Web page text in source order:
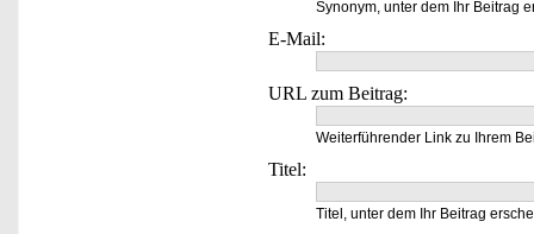
Synonym, unter dem Ihr Beitrag
E-Mail:
URL zum Beitrag:
Weiterführender Link zu Ihrem
Titel:
Titel, unter dem Ihr Beitrag